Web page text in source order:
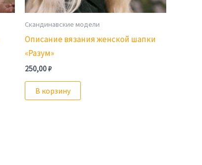
Скандинавские модели
Описание вязания женской шапки
«Разум»
250,00₽
В корзину